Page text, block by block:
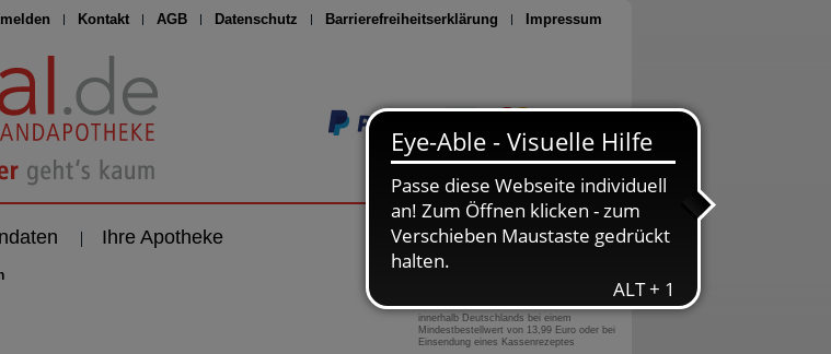
Kontakt AGB Datenschutz Barrierefreiheitserklärung Impressum
Seite drucken
Ihre Apotheke 0800-10 11 422
gebührenfreie Rufnummer
innerhalb Deutschlands bei einem
Mindestbestellwert von 13,99 Euro oder bei
Einsendung eines Kassenrezeptes